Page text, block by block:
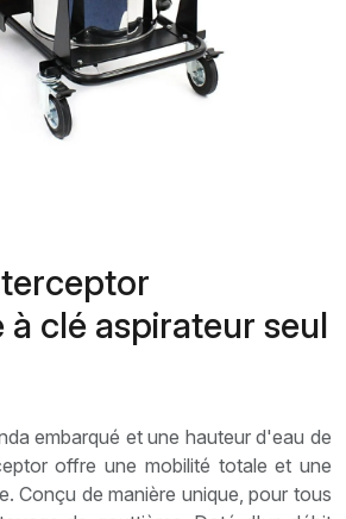
clé aspirateur seul
embarqué et une hauteur d'eau de
offre une mobilité totale et une
Conçu de manière unique, pour tous